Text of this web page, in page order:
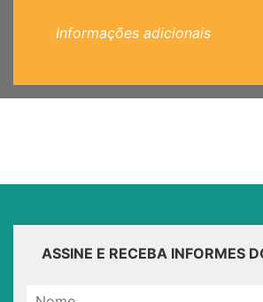
Informações adicionais
ASSINE E RECEBA INFORMES